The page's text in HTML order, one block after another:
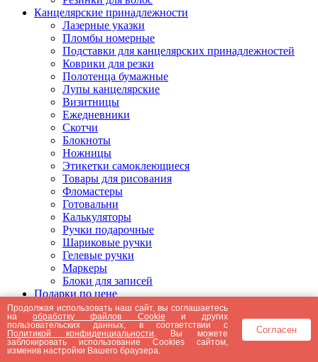
Канцелярские принадлежности
Лазерные указки
Пломбы номерные
Подставки для канцелярских принадлежностей
Коврики для резки
Полотенца бумажные
Лупы канцелярские
Визитницы
Ежедневники
Скотчи
Блокноты
Ножницы
Этикетки самоклеющиеся
Товары для рисования
Фломастеры
Готовальни
Калькуляторы
Ручки подарочные
Шариковые ручки
Гелевые ручки
Маркеры
Блоки для записей
Подарки по цене
Подарки от 5000 рублей
Подарки до 5000 рублей
Подарки до 3000 рублей
Подарки до 2000 рублей
Подарки до 1000 рублей
Продолжая использовать наш сайт, вы соглашаетесь
наобработку файлов Cookie и других
пользовательских данных, в соответствии с
Политикой конфиденциальности . Вы можете
заблокировать использование Cookies сайтом,
изменив настройки Вашего браузера.
Согласен